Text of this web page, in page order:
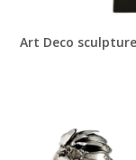
Art Deco